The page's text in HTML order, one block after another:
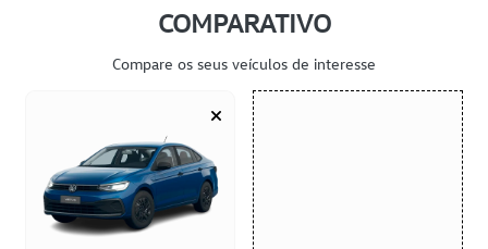
COMPARATIVO
Compare os seus veículos de interesse